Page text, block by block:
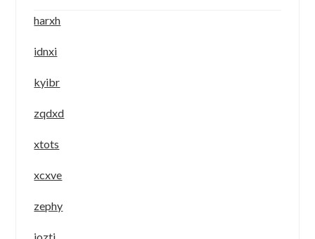
harxh
idnxi
kyibr
zqdxd
xtots
xcxve
zephy